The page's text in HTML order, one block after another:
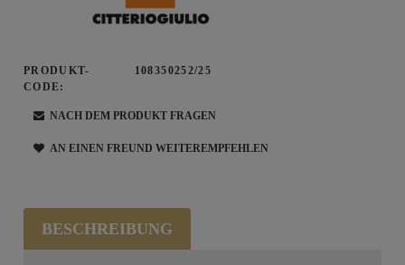
PRODUKT-
CODE:
108350252/25
NACH DEM PRODUKT FRAGEN
AN EINEN FREUND WEITEREMPFEHLEN
BESCHREIBUNG